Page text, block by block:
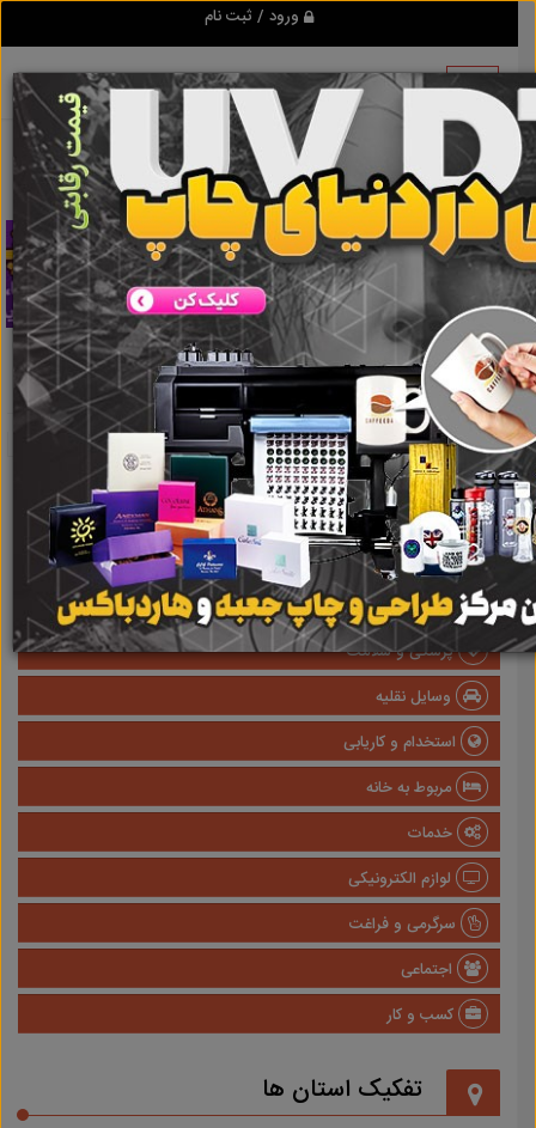
ورود / ثبت نام
تبلیغ کن بچینگ پلانت فروشی نتایج جستجو برای برچسب بچینگ
پلانت فروشی
نتایج جستجو برای برچسببچینگ پلانت
فروشی
گروه ها
املاک
صنعتی
پزشکی و سلامت
وسایل نقلیه
استخدام و کاریابی
مربوط به خانه
خدمات
لوازم الکترونیکی
سرگرمی و فراغت
اجتماعی
کسب و کار
تفکیک استان ها